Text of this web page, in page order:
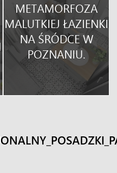
METAMORFOZA
MALUTKIEJ ŁAZIENKI
NA ŚRÓDCE W
POZNANIU.